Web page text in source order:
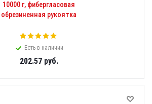
10000 г, фибергласовая
обрезиненная рукоятка
Есть в наличии
202.57руб.